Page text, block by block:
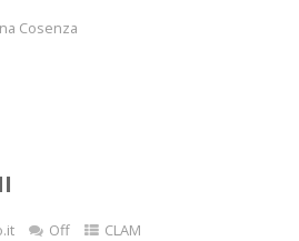
Cosenza
Off CLAM